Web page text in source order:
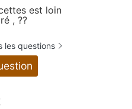
est loin
, ??
les questions